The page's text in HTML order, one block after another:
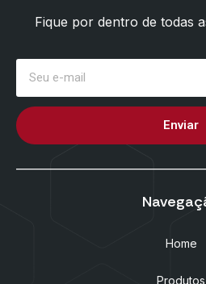
Fique por dentro de todas
Enviar
Home
Produtos